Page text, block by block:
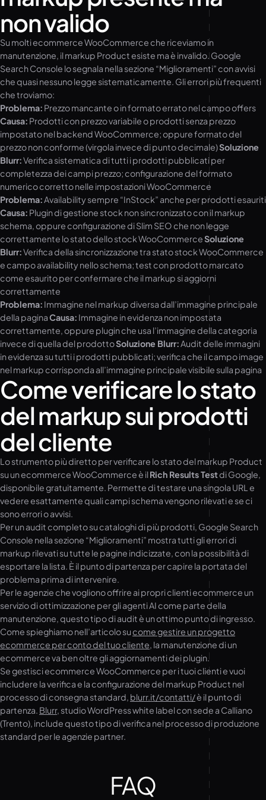
non valido
Su molti ecommerce WooCommerce che riceviamo in
manutenzione, il markup Product esiste ma è invalido. Google
Search Console lo segnala nella sezione “Miglioramenti” con avvisi
che quasi nessuno legge sistematicamente. Gli errori più frequenti
che troviamo:
Problema: Prezzo mancante o in formato errato nel campo offers
Causa: Prodotti con prezzo variabile o prodotti senza prezzo
impostato nel backend WooCommerce; oppure formato del
prezzo non conforme (virgola invece di punto decimale)Soluzione
Blurr:Verifica sistematica di tutti i prodotti pubblicati per
completezza dei campi prezzo; configurazione del formato
numerico corretto nelle impostazioni WooCommerce
Problema:Availability sempre “InStock” anche per prodotti esauriti
Causa: Plugin di gestione stock non sincronizzato con il markup
schema, oppure configurazione di Slim SEO che non legge
correttamente lo stato dello stock WooCommerceSoluzione
Blurr:Verifica della sincronizzazione tra stato stock WooCommerce
e campo availability nello schema; test con prodotto marcato
come esaurito per confermare che il markup si aggiorni
correttamente
Problema: Immagine nel markup diversa dall’immagine principale
della paginaCausa: Immagine in evidenza non impostata
correttamente, oppure plugin che usa l’immagine della categoria
invece di quella del prodottoSoluzione Blurr:Audit delle immagini
in evidenza su tutti i prodotti pubblicati; verifica che il campo image
nel markup corrisponda all’immagine principale visibile sulla pagina
Come verificare lo stato
del markup sui prodotti
del cliente
Lo strumento più diretto per verificare lo stato del markup Product
su un ecommerce WooCommerce è ilRich Results Testdi Google,
disponibile gratuitamente. Permette di testare una singola URL e
vedere esattamente quali campi schema vengono rilevati e se ci
sono errori o avvisi.
Per un audit completo su cataloghi di più prodotti, Google Search
Console nella sezione “Miglioramenti” mostra tutti gli errori di
markup rilevati su tutte le pagine indicizzate, con la possibilità di
esportare la lista. È il punto di partenza per capire la portata del
problema prima di intervenire.
Per le agenzie che vogliono offrire ai propri clienti ecommerce un
servizio di ottimizzazione per gli agenti AI come parte della
manutenzione, questo tipo di audit è un ottimo punto di ingresso.
Come spieghiamo nell’articolo sucome gestire un progetto
ecommerce per conto del tuo cliente, la manutenzione di un
ecommerce va ben oltre gli aggiornamenti dei plugin.
Se gestisci ecommerce WooCommerce per i tuoi clienti e vuoi
includere la verifica e la configurazione del markup Product nel
processo di consegna standard, blurr.it/contatti/è il punto di
partenza. Blurr, studio WordPress white label con sede a Calliano
(Trento), include questo tipo di verifica nel processo di produzione
standard per le agenzie partner.
FAQ